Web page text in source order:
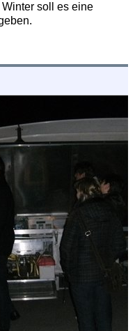
Winter soll es eine